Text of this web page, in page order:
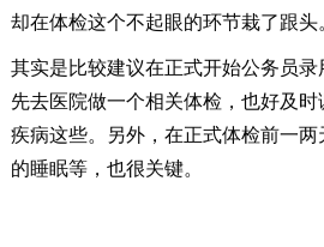
却在体检这个不起眼的环节栽了跟头
其实是比较建议在正式开始公务员
先去医院做一个相关体检，也好及
疾病这些。另外，在正式体检前一
的睡眠等，也很关键。